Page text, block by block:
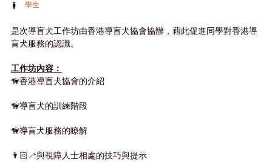
學生
是次導盲犬工作坊由香港導盲犬協會協辦，藉此促進同學對香港導
盲犬服務的認識。
工作坊內容：
🦮香港導盲犬協會的介紹
🦮導盲犬的訓練階段
🦮導盲犬服務的瞭解
👨🏻‍🦯與視障人士相處的技巧與提示